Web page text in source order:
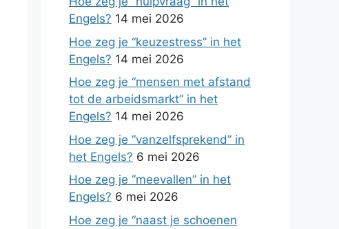
Engels? 14 mei 2026
Hoe zeg je “keuzestress” in het
Engels? 14 mei 2026
Hoe zeg je “mensen met afstand
tot de arbeidsmarkt” in het
Engels? 14 mei 2026
Hoe zeg je “vanzelfsprekend” in
het Engels? 6 mei 2026
Hoe zeg je “meevallen” in het
Engels? 6 mei 2026
Hoe zeg je “naast je schoenen